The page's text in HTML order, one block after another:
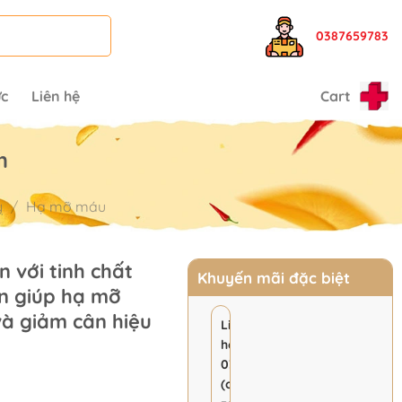
0387659783
Liên hệ Cart
/ Hạ mỡ máu
với tinh chất
giúp hạ mỡ
giảm cân hiệu
Khuyến mãi đặc biệt
Liên
hệ
038.765.9783
(có